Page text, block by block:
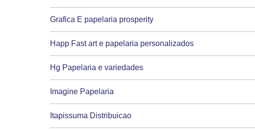
Grafica E papelaria prosperity
Happ Fast art e papelaria personalizados
Hg Papelaria e variedades
Imagine Papelaria
Itapissuma Distribuicao